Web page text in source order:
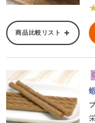
商品比較リスト